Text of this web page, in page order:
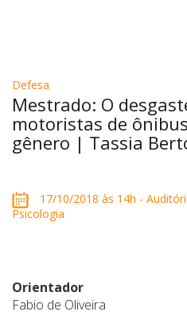
Defesa
Mestrado: O
motoristas de
gênero | Tassia
17/10/2018 às 14h -
Psicologia
Orientador
Fabio de Oliveira